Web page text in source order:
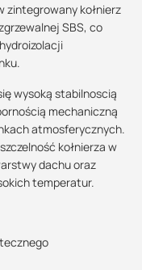
zintegrowany kołnierz
SBS, co
wysoką stabilnoscią
mechaniczną
atmosferycznych.
kołnierza w
dachu oraz
temperatur.